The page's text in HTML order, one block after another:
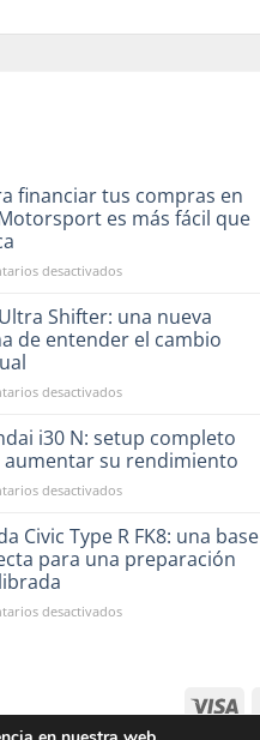
financiar tus compras en
es más fácil que
desactivadosen
financiar
compras
RST
es
más
fácil
que
Shifter: una nueva
de entender el cambio
desactivadosen
Ultra
Shifter:
una
nueva
de
entender
el
manual
i30 N: setup completo
aumentar su rendimiento
desactivadosen
i30
setup
para
Civic Type R FK8: una base
para una preparación
desactivadosen
FK8:
una